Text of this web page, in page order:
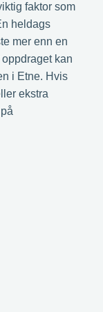
faktor som
heldags
mer enn en
kan
i Etne. Hvis
ekstra